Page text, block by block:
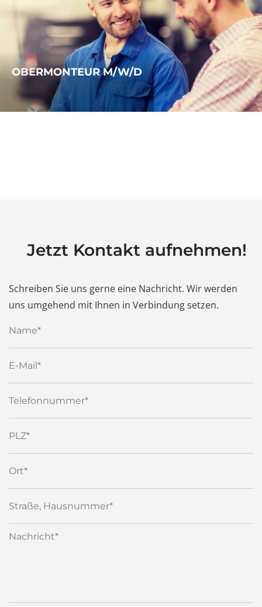
OBERMONTEUR M/W/D
Jetzt Kontakt aufnehmen!
Schreiben Sie uns gerne eine Nachricht. Wir werden
uns umgehend mit Ihnen in Verbindung setzen.